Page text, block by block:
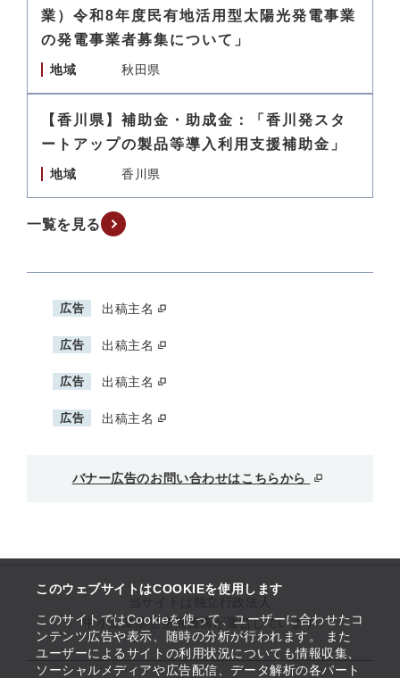
このウェブサイトはCOOKIEを使用します
このサイトではCookieを使って、ユーザーに合わせたコ
ンテンツ広告や表示、随時の分析が行われます。 また
ユーザーによるサイトの利用状況についても情報収集、
ソーシャルメディアや広告配信、データ解析の各パート
業）令和8年度民有地活用型太陽光発電事業
の発電事業者募集について」
地域 秋田県
【香川県】補助金・助成金：「香川発スタ
ートアップの製品等導入利用支援補助金」
地域 香川県
一覧を見る
広告 出稿主名
広告 出稿主名
広告 出稿主名
広告 出稿主名
バナー広告のお問い合わせはこちらから
中小企業基盤整備機構が運営しています